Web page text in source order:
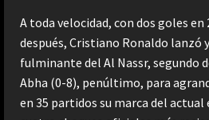
A toda velocidad, con dos goles
después, Cristiano Ronaldo
fulminante del Al Nassr, segundo
Abha (0-8), penúltimo, para
en 35 partidos su marca del actual